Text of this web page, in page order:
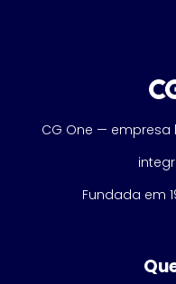
CG One —
Fundada em